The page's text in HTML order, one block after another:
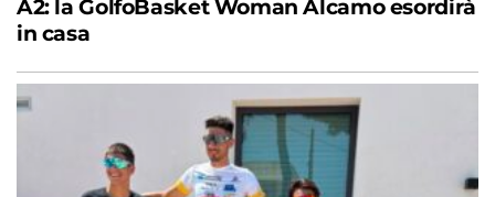
A2: la GolfoBasket Woman Alcamo esordirà
in casa